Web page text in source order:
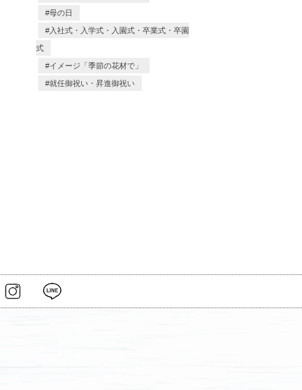
母の日
入社式・入学式・入園式・卒業式・卒園
式
イメージ「季節の花材で」
就任御祝い・昇進御祝い